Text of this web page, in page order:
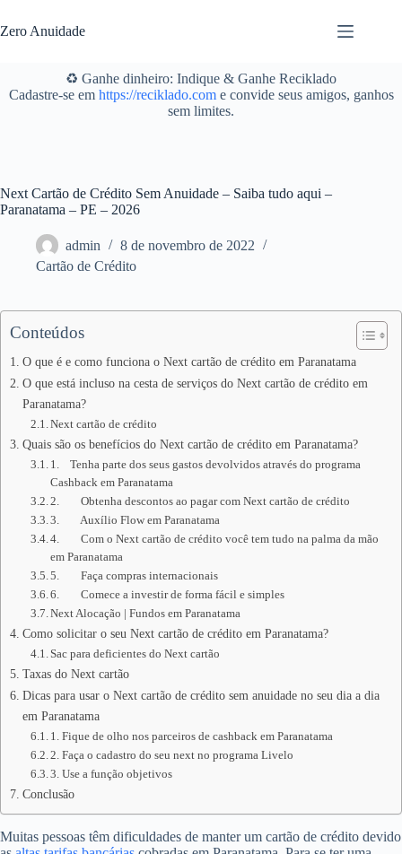
para
o
Zero Anuidade
♻️ Ganhe dinheiro: Indique & Ganhe Reciklado
Cadastre-se em https://reciklado.come convide seus amigos, ganhos
sem limites.
Next Cartão de Crédito Sem Anuidade – Saiba tudo aqui –
Paranatama – PE – 2026
admin
8 de novembro de 2022
Cartão de Crédito
Conteúdos
O que é e como funciona o Next cartão de crédito em Paranatama
O que está incluso na cesta de serviços do Next cartão de crédito em
Paranatama?
Next cartão de crédito
Quais são os benefícios do Next cartão de crédito em Paranatama?
1. Tenha parte dos seus gastos devolvidos através do programa
Cashback em Paranatama
2. Obtenha descontos ao pagar com Next cartão de crédito
3. Auxílio Flow em Paranatama
4. Com o Next cartão de crédito você tem tudo na palma da mão
em Paranatama
5. Faça compras internacionais
6. Comece a investir de forma fácil e simples
Next Alocação | Fundos em Paranatama
Como solicitar o seu Next cartão de crédito em Paranatama?
Sac para deficientes do Next cartão
Taxas do Next cartão
Dicas para usar o Next cartão de crédito sem anuidade no seu dia a dia
em Paranatama
1. Fique de olho nos parceiros de cashback em Paranatama
2. Faça o cadastro do seu next no programa Livelo
3. Use a função objetivos
Conclusão
Muitas pessoas têm dificuldades de manter um cartão de crédito devido